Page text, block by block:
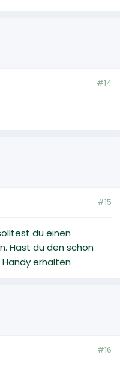
#14
#15
du einen
Hast du den schon
erhalten
#16